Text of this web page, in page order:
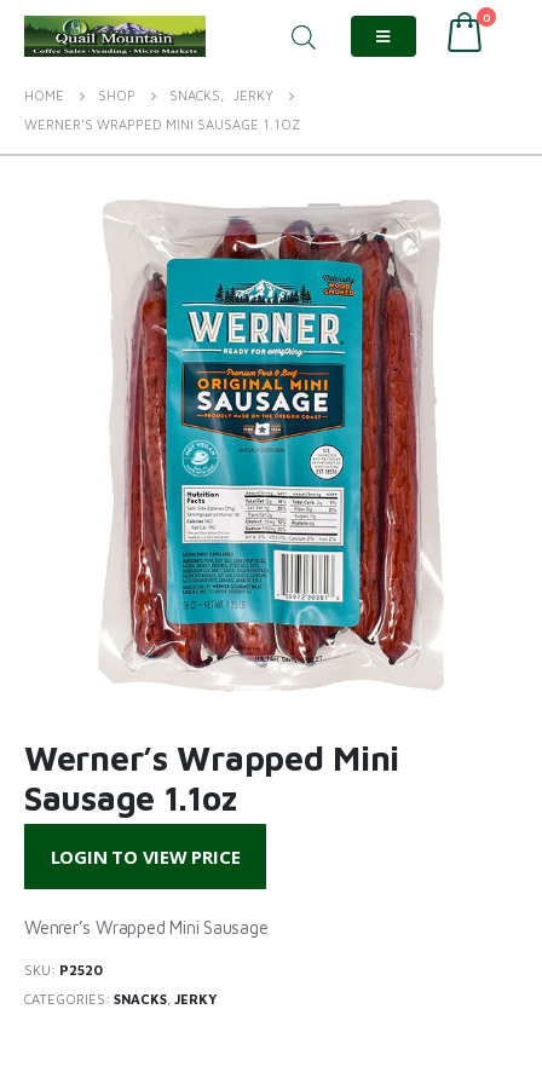
0
HOME SHOP SNACKS,
JERKY
WERNER’S WRAPPED MINI SAUSAGE 1.1OZ
Werner’s Wrapped Mini
Sausage 1.1oz
LOGIN TO VIEW PRICE
Wenrer’s Wrapped Mini Sausage
SKU: P2520
CATEGORIES: SNACKS, JERKY